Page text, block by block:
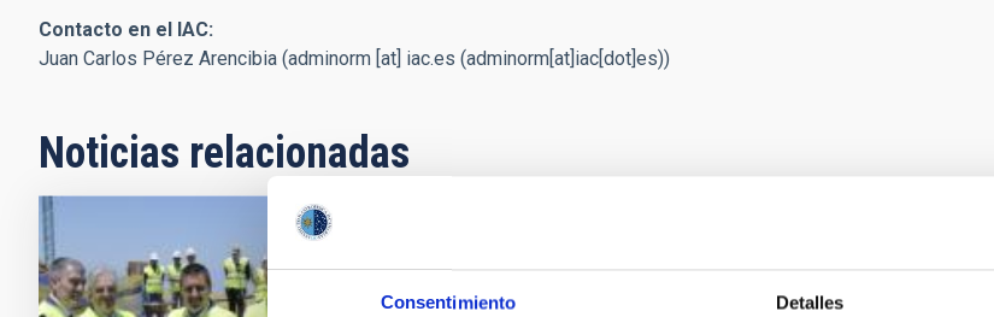
Consentimiento Detalles
Contacto en el IAC:
Juan Carlos Pérez Arencibia (adminorm [at] iac.es (adminorm[at]iac[dot]es))
Noticias relacionadas
Primera Piedra del Centro de Visitantes del Roque